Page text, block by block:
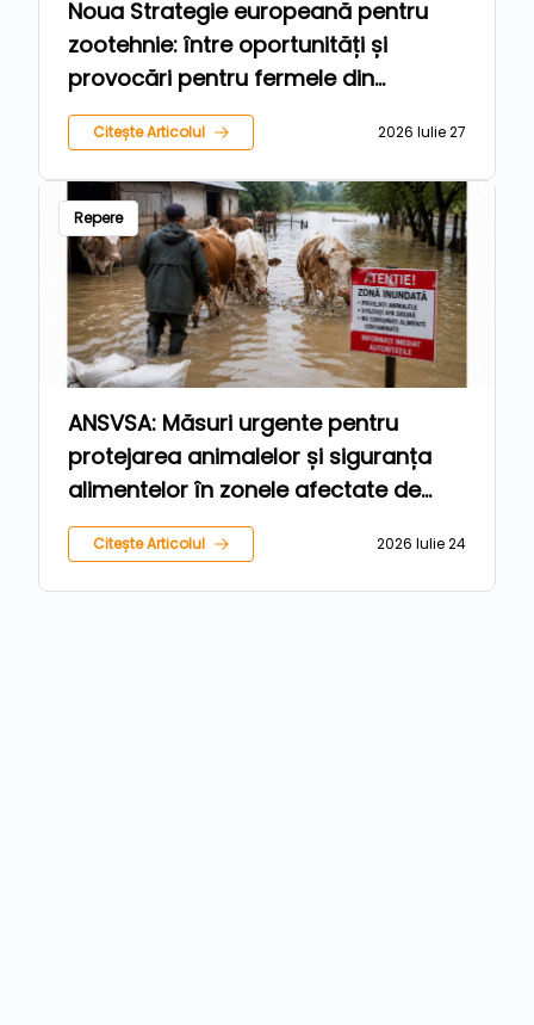
Noua Strategie europeană pentru
zootehnie: între oportunități și
provocări pentru fermele din
România
Citește Articolul 2026 Iulie 27
Repere
ANSVSA: Măsuri urgente pentru
protejarea animalelor și siguranța
alimentelor în zonele afectate de
inundații
Citește Articolul 2026 Iulie 24